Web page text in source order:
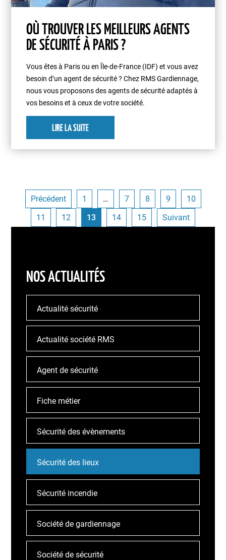
OÙ TROUVER LES MEILLEURS AGENTS
DE SÉCURITÉ À PARIS ?
Vous êtes à Paris ou en Île-de-France (IDF) et vous avez
besoin d’un agent de sécurité ? Chez RMS Gardiennage,
nous vous proposons des agents de sécurité adaptés à
vos besoins et à ceux de votre société.
LIRE LA SUITE
Précédent 1 … 7 8 9
10
11
12 13 14 15 Suivant
NOS ACTUALITÉS
Actualité sécurité
Actualité société RMS
Agent de sécurité
Fiche métier
Sécurité des évènements
Sécurité des lieux
Sécurité incendie
Société de gardiennage
Société de sécurité